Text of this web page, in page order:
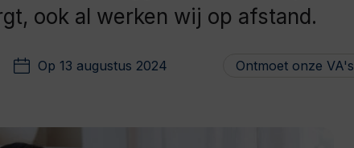
ook al werken wij op afstand.
Op 13 augustus 2024 Ontmoet onze VA's